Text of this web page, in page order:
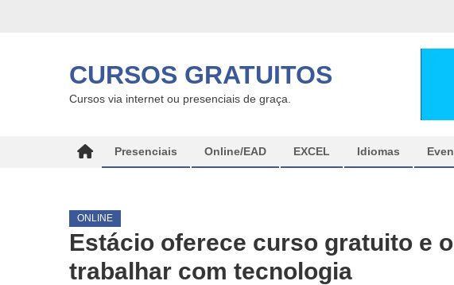
CURSOS GRATUITOS
Cursos via internet ou presenciais de graça.
Presenciais Online/EAD EXCEL Idiomas
ONLINE
Estácio oferece curso gratuito e
trabalhar com tecnologia